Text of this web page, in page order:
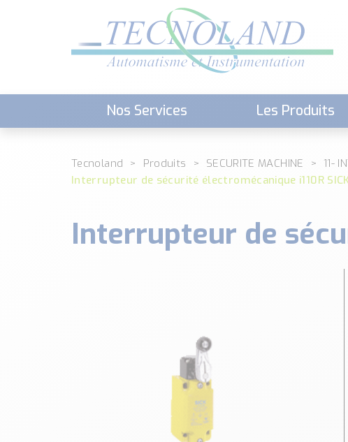
Nos Services Les Produits
Tecnoland Produits SECURITE MACHINE 11-
Interrupteur de sécurité électromécanique i110R
Interrupteur de